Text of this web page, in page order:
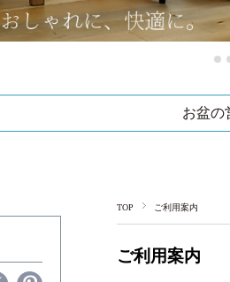
お盆の
TOP ご利用案内
ご利用案内